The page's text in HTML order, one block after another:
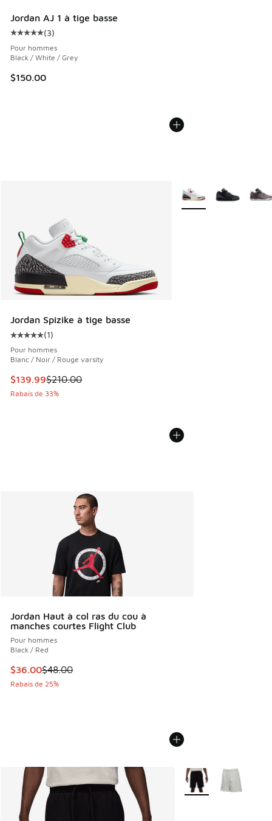
Jordan AJ 1 à tige basse
Cote moyenne du client - [5 sur 5 étoiles], 3 commentaires
(3)
Pour hommes
Black / White / Grey
$150.00
Jordan Spizike à tige basse
Cote moyenne du client - [5 sur 5 étoiles], 1 commentaires
(1)
Pour hommes
Blanc / Noir / Rouge varsity
Cet article est en solde. Le prix est passé de $210.00 à
$139.99$210.00
Rabais de 33%
Plus de couleurs
Jordan Haut à col ras du cou à
manches courtes Flight Club
Pour hommes
Black / Red
Cet article est en solde. Le prix est passé de $48.00 à
$36.00$48.00
Rabais de 25%
Plus de couleurs